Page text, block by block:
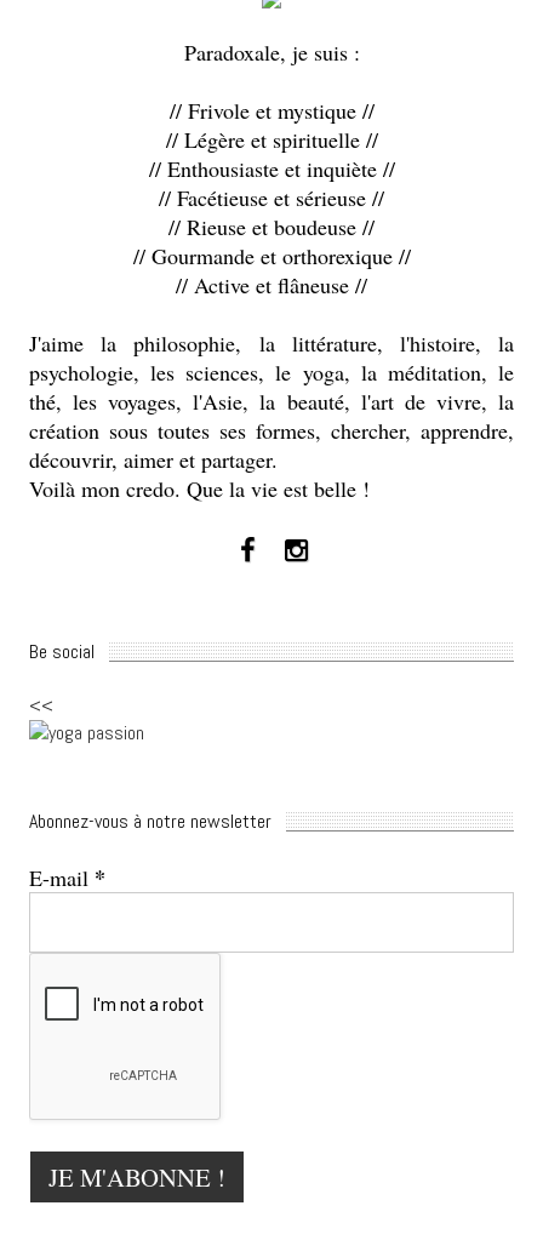
Paradoxale, je suis :
// Frivole et mystique //
// Légère et spirituelle //
// Enthousiaste et inquiète //
// Facétieuse et sérieuse //
// Rieuse et boudeuse //
// Gourmande et orthorexique //
// Active et flâneuse //
J'aime la philosophie, la littérature, l'histoire, la
psychologie, les sciences, le yoga, la méditation, le
thé, les voyages, l'Asie, la beauté, l'art de vivre, la
création sous toutes ses formes, chercher, apprendre,
découvrir, aimer et partager.
Voilà mon credo. Que la vie est belle !
Be social
<<
Abonnez-vous à notre newsletter
E-mail *